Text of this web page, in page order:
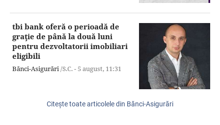
tbi bank oferă o perioadă de
graţie de până la două luni
pentru dezvoltatorii imobiliari
eligibili
Bănci-Asigurări/S.C. - 5 august, 11:31
Citeşte toate articolele din Bănci-Asigurări